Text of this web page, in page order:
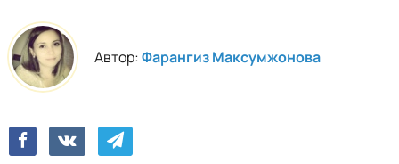
Автор:Фарангиз Максумжонова